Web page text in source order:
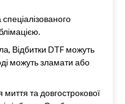
Відбитки DTF можуть
можуть зламати або
та довгострокової